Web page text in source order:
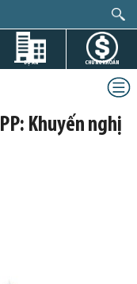
DỰ ÁN CHỨNG KHOÁN
Khuyến nghị